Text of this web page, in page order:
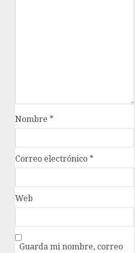
Nombre *
Correo electrónico *
Web
Guarda mi nombre, correo